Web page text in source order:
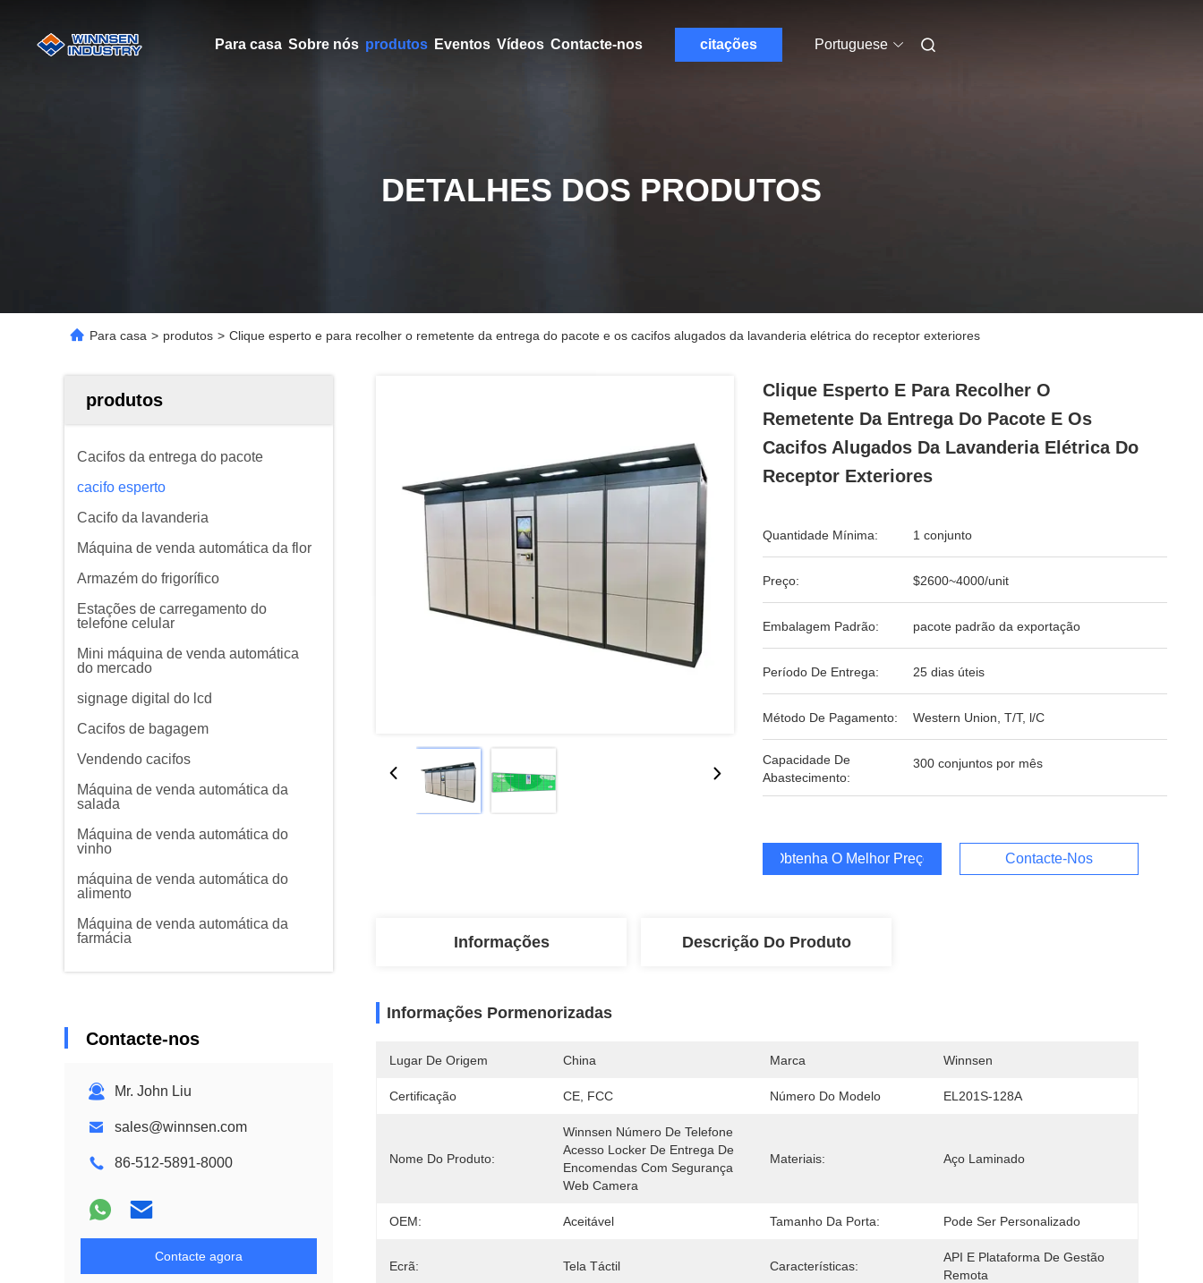
Para casa Sobre nós produtos Eventos Vídeos Contacte-nos citações Portuguese
DETALHES DOS PRODUTOS
Para casa > produtos > Clique esperto e para recolher o remetente da entrega do pacote e os cacifos alugados da lavanderia elétrica do receptor exteriores
produtos
Cacifos da entrega do pacote
cacifo esperto
Cacifo da lavanderia
Máquina de venda automática da flor
Armazém do frigorífico
Estações de carregamento do
telefone celular
Mini máquina de venda automática
do mercado
signage digital do lcd
Cacifos de bagagem
Vendendo cacifos
Máquina de venda automática da
salada
Máquina de venda automática do
vinho
máquina de venda automática do
alimento
Máquina de venda automática da
farmácia
Contacte-nos
Mr. John Liu
sales@winnsen.com
86-512-5891-8000
Contacte agora
Clique Esperto E Para Recolher O
Remetente Da Entrega Do Pacote E Os
Cacifos Alugados Da Lavanderia Elétrica Do
Receptor Exteriores
Quantidade Mínima: 1 conjunto
Preço: $2600~4000/unit
Embalagem Padrão: pacote padrão da exportação
Período De Entrega: 25 dias úteis
Método De Pagamento: Western Union, T/T, l/C
Capacidade De
Abastecimento:
300 conjuntos por mês
Obtenha O Melhor Preço Contacte-Nos
Informações Descrição Do Produto
Informações Pormenorizadas
Lugar De Origem China Marca Winnsen
Certificação CE, FCC Número Do Modelo EL201S-128A
Nome Do Produto:
Winnsen Número De Telefone
Acesso Locker De Entrega De
Encomendas Com Segurança
Web Camera
Materiais: Aço Laminado
OEM: Aceitável Tamanho Da Porta: Pode Ser Personalizado
Ecrã: Tela Táctil Características:
API E Plataforma De Gestão
Remota